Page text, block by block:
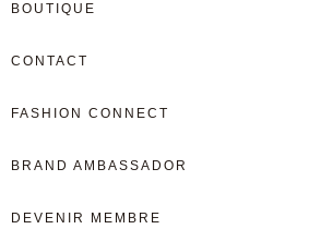
BOUTIQUE
CONTACT
FASHION CONNECT
BRAND AMBASSADOR
DEVENIR MEMBRE